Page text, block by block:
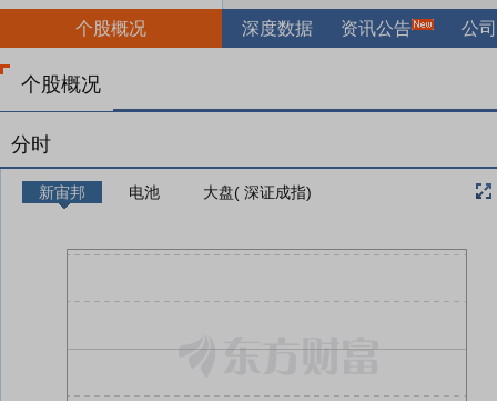
个股概况 深度数据 资讯公告 公
个股概况
分时
新宙邦 电池 大盘( 深证成指)